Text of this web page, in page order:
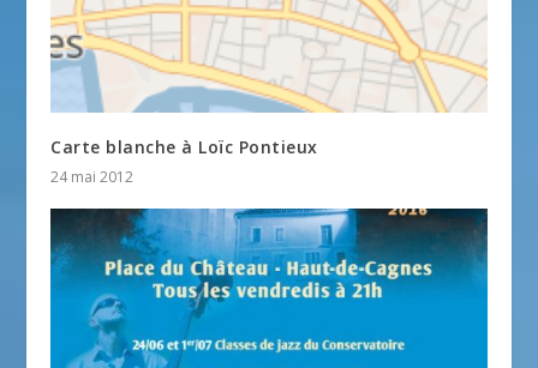
Carte blanche à Loïc Pontieux
24 mai 2012